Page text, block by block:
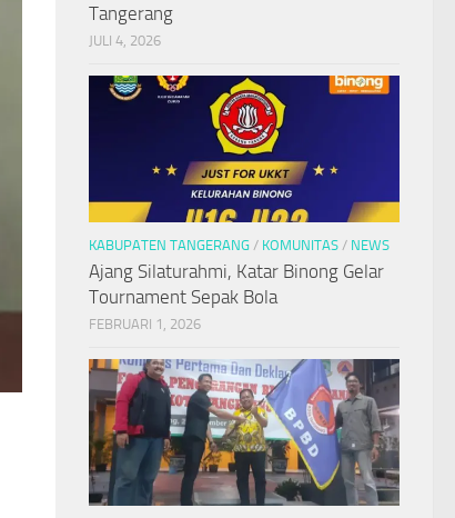
Tangerang
JULI 4, 2026
KABUPATEN TANGERANG / KOMUNITAS / NEWS
Ajang Silaturahmi, Katar Binong Gelar
Tournament Sepak Bola
FEBRUARI 1, 2026